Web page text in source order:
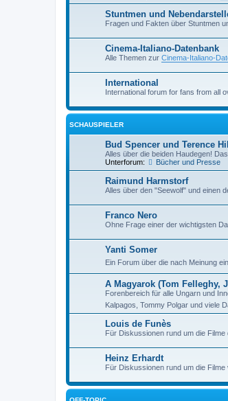
Stuntmen und
Fragen und Fakten über Stuntmen
Cinema-Italiano-Datenbank
Alle Themen zur Cinema-Italiano-
International
International forum for fans from all
SCHAUSPIELER
Bud Spencer und Terence
Alles über die beiden Haudegen!
Unterforum:
Bücher und Presse
Raimund Harmstorf
Alles über den "Seewolf" und einen
Franco Nero
Ohne Frage einer der wichtigsten
Yanti Somer
Ein Forum über die nach Meinung
A Magyarok (Tom Felleghy,
Forenbereich für alle Ungarn und
Kalpagos, Tommy Polgar und viele
Louis de Funès
Für Diskussionen rund um die
Heinz Erhardt
Für Diskussionen rund um die